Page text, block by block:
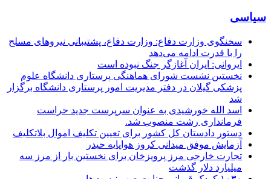
سیاسی
سخنگوی وزارت دفاع: وزارت دفاع، پشتیبانی نیرو‌های مسلح
را با قدرت ادامه می‌دهد
ایروانی: ایران آغازگر جنگ نبوده است
نخستین نشست شورای هماهنگی پرستاری دانشگاه علوم
پزشکی گیلان در دفتر مدیریت امور پرستاری دانشگاه برگزار
شد
اسد الله خورشیدی به عنوان سرپرست جدید حراست
فرمانداری رشت منصوب شد.
دستور دادستان کل کشور برای تعیین تکلیف اموال بلاتکلیف
آزمایش موفق میدانی کروز هواپایه حیدر
تجارت خارجی مرز پرویزخان برای نخستین بار از مرز سه
میلیارد دلار گذشت